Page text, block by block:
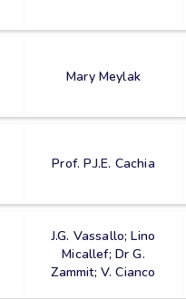
Mary Meylak
Prof. P.J.E. Cachia
J.G. Vassallo; Lino
Micallef; Dr G.
Zammit; V. Cianco